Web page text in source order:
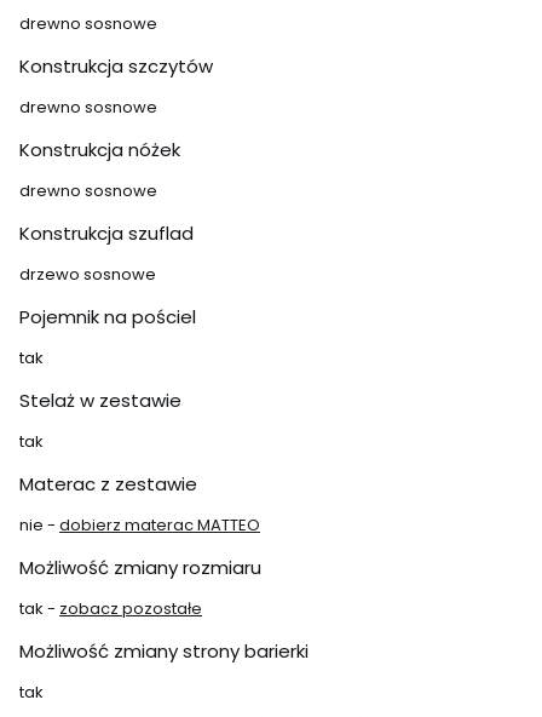
drewno sosnowe
Konstrukcja szczytów
drewno sosnowe
Konstrukcja nóżek
drewno sosnowe
Konstrukcja szuflad
drzewo sosnowe
Pojemnik na pościel
tak
Stelaż w zestawie
tak
Materac z zestawie
nie - dobierz materac MATTEO
Możliwość zmiany rozmiaru
tak - zobacz pozostałe
Możliwość zmiany strony barierki
tak